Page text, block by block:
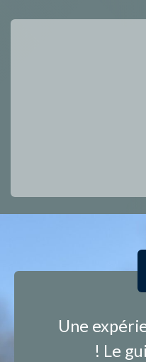
Une
! Le